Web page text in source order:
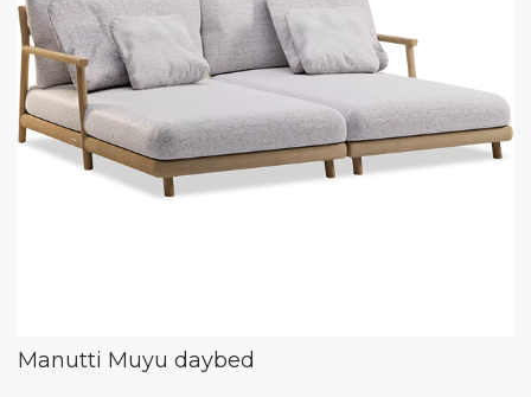
Manutti Muyu daybed